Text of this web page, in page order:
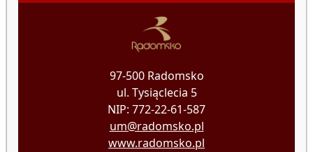
97-500 Radomsko
ul. Tysiąclecia 5
NIP: 772-22-61-587
um@radomsko.pl
www.radomsko.pl